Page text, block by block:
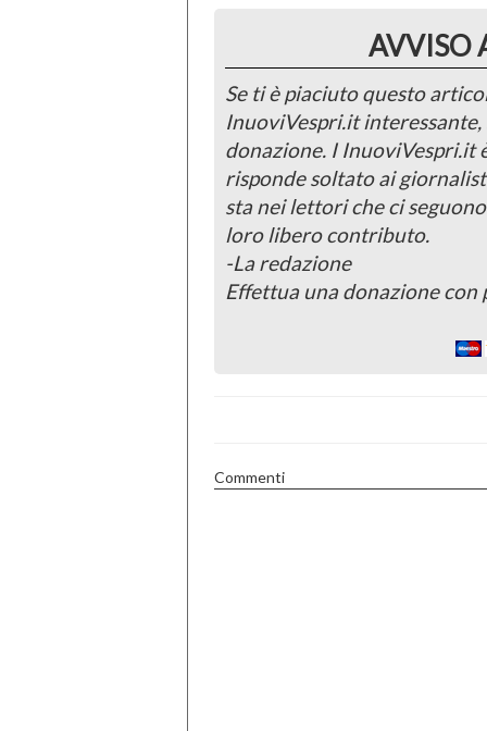
AVVISO
Se ti è piaciuto questo
InuoviVespri.it
donazione. I InuoviVespri.it
risponde soltato ai
sta nei lettori che ci
loro libero contributo.
-La redazione
Effettua una donazione con
Commenti